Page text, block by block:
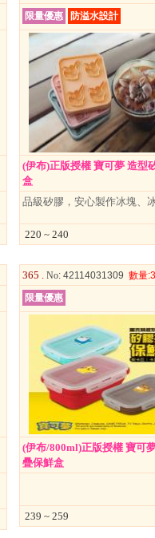
限量優惠
防溢水設計
(伊布)正版授權 寶可夢 造型
盒
品級矽膠，安心製作冰塊、
220 ~ 240
365 . No: 42114031309 數量:3
限量優惠
(伊布/800ml)正版授權 寶可
疊保鮮盒
239 ~ 259